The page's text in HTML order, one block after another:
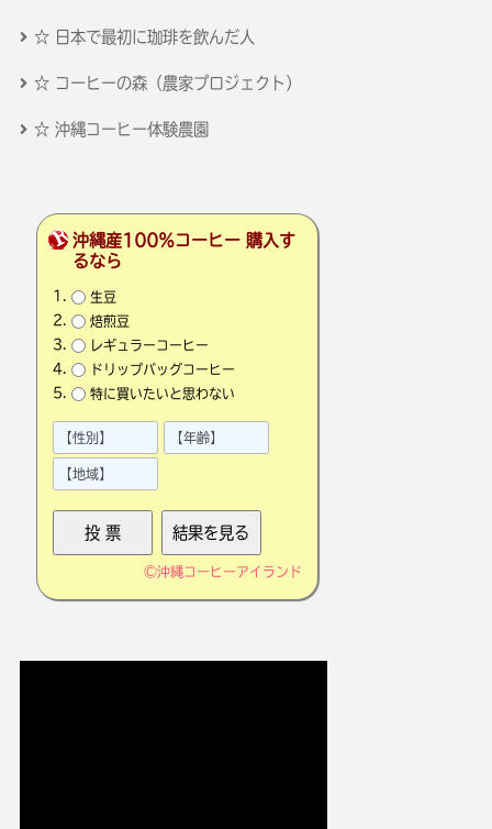
☆ 日本で最初に珈琲を飲んだ人
☆ コーヒーの森（農家プロジェクト）
☆ 沖縄コーヒー体験農園
沖縄産100％コーヒー 購入す
るなら
生豆
焙煎豆
レギュラーコーヒー
ドリップバッグコーヒー
特に買いたいと思わない
©沖縄コーヒーアイランド